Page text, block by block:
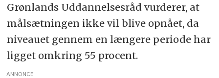
Grønlands Uddannelsesråd vurderer, at
målsætningen ikke vil blive opnået, da
niveauet gennem en længere periode har
ligget omkring 55 procent.
ANNONCE